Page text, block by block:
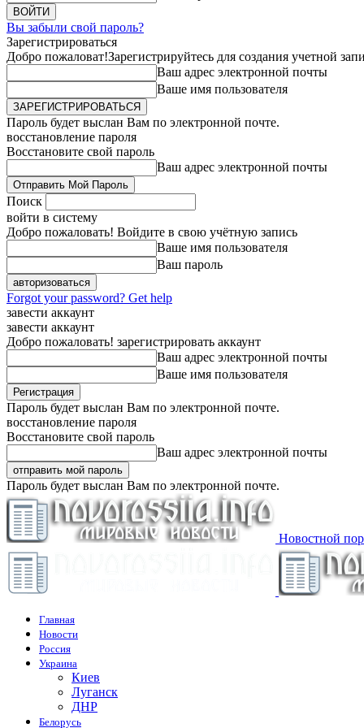
Вы забыли свой пароль?
Зарегистрироваться
Добро пожаловат!Зарегистрируйтесь для создания учетной
Ваш адрес электронной почты
Ваше имя пользователя
Пароль будет выслан Вам по электронной почте.
восстановление пароля
Восстановите свой пароль
Ваш адрес электронной почты
Поиск
войти в систему
Добро пожаловать! Войдите в свою учётную запись
Ваше имя пользователя
Ваш пароль
Forgot your password? Get help
завести аккаунт
завести аккаунт
Добро пожаловать! зарегистрировать аккаунт
Ваш адрес электронной почты
Ваше имя пользователя
Пароль будет выслан Вам по электронной почте.
восстановление пароля
Восстановите свой пароль
Ваш адрес электронной почты
Пароль будет выслан Вам по электронной почте.
Новостной
Главная
Новости
Россия
Украина
Киев
Луганск
ДНР
Белорусь